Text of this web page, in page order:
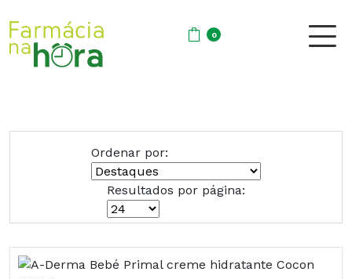
0
Ordenar por:
Resultados por página: